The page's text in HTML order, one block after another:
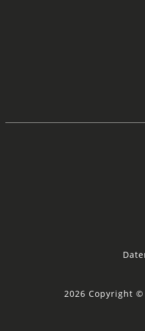
2026 Copyright